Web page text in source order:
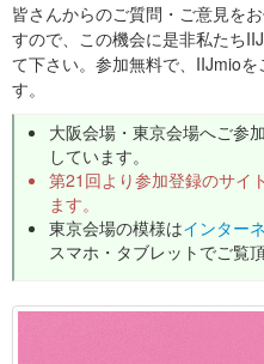
皆さんからのご質問・ご意見を
すので、この機会に是非私たち
て下さい。参加無料で、IIJmio
す。
大阪会場・東京会場へご参
しています。
第21回より参加登録のサイ
ます。
東京会場の模様はインター
スマホ・タブレットでご覧頂